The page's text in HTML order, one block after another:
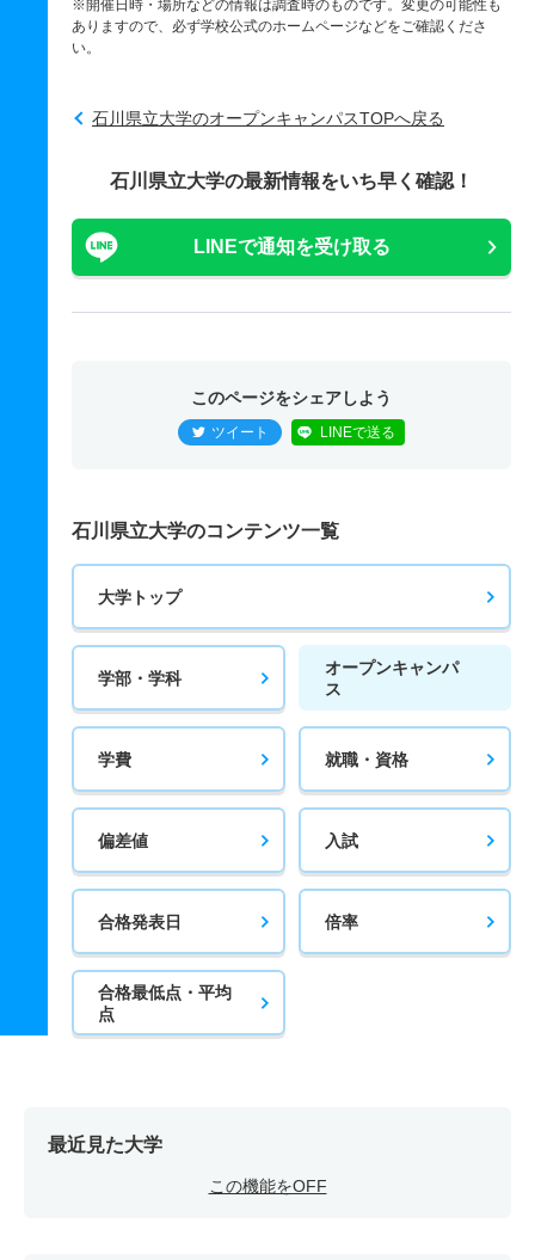
※開催日時・場所などの情報は調査時のものです。変更の可能性も
ありますので、必ず学校公式のホームページなどをご確認くださ
い。
石川県立大学のオープンキャンパスTOPへ戻る
石川県立大学の最新情報をいち早く確認！
LINEで通知を受け取る
このページをシェアしよう
ツイート LINEで送る
石川県立大学のコンテンツ一覧
大学トップ
学部・学科
オープンキャンパ
ス
学費 就職・資格
偏差値 入試
合格発表日 倍率
合格最低点・平均
点
最近見た大学
この機能をOFF